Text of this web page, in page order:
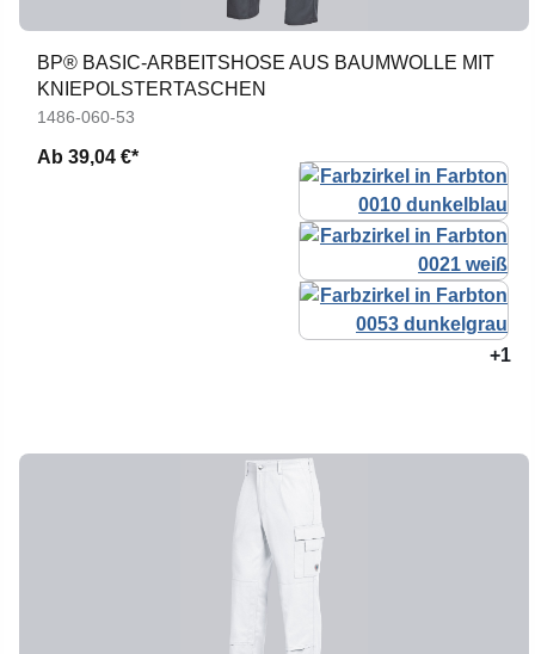
BP® BASIC-ARBEITSHOSE AUS BAUMWOLLE MIT
KNIEPOLSTERTASCHEN
1486-060-53
Ab 39,04 €*
+1